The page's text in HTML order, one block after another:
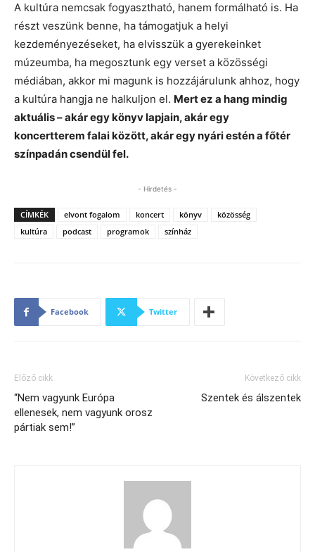
A kultúra nemcsak fogyasztható, hanem formálható is. Ha
részt veszünk benne, ha támogatjuk a helyi
kezdeményezéseket, ha elvisszük a gyerekeinket
múzeumba, ha megosztunk egy verset a közösségi
médiában, akkor mi magunk is hozzájárulunk ahhoz, hogy
a kultúra hangja ne halkuljon el. Mert ez a hang mindig
aktuális – akár egy könyv lapjain, akár egy
koncertterem falai között, akár egy nyári estén a főtér
színpadán csendül fel.
- Hirdetés -
CÍMKÉK elvont fogalom koncert könyv
közösség
kultúra
podcast programok színház
Facebook Twitter
Előző cikk
“Nem vagyunk Európa
ellenesek, nem vagyunk orosz
pártiak sem!”
Következő cikk
Szentek és álszentek